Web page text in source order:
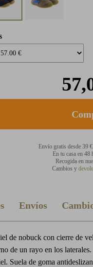
Envío gratis desde 39
En tu casa en 48
Recogida en
Cambios y
Envíos
de nobuck con cierre de
de un rayo en los laterales.
Suela de goma